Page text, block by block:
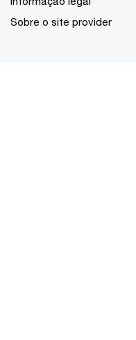
Sobre o site provider